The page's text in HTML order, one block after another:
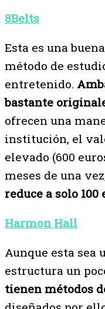
8Belts
Esta es una
método de
entretenido.
bastante
ofrecen una
institución, el
elevado (600
meses de una
reduce a solo 100
Harmon Hall
Aunque esta sea
estructura un
tienen métodos